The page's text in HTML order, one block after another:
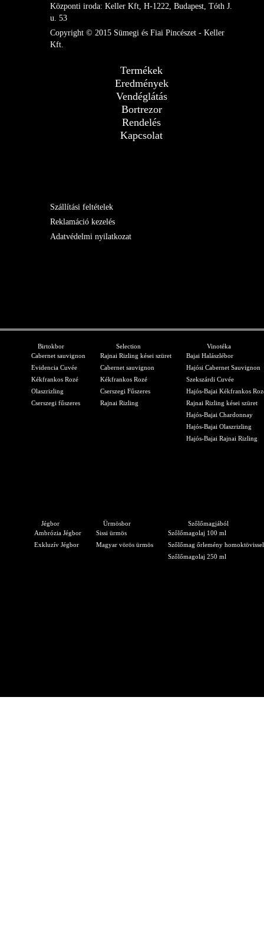
Központi iroda: Keller Kft, H-1222, Budapest, Tóth J.
u. 53
Copyright © 2015 Sümegi és Fiai Pincészet - Keller
Kft.
Termékek
Eredmények
Vendéglátás
Bortrezor
Rendelés
Kapcsolat
Szállítási feltételek
Reklamáció kezelés
Adatvédelmi nyilatkozat
Birtokbor
Cabernet sauvignon
Evidencia Cuvée
Kékfrankos Rozé
Olaszrizling
Cserszegi fűszeres
Selection
Rajnai Rizling kései szüret
Cabernet sauvignon
Kékfrankos Rozé
Cserszegi Fűszeres
Rajnai Rizling
Vinotéka
Bajai Halászlébor
Hajósi Cabernet Sauvignon
Szekszárdi Cuvée
Hajós-Bajai Kékfrankos
Rajnai Rizling kései szüret
Hajós-Bajai Chardonnay
Hajós-Bajai Olaszrizling
Hajós-Bajai Rajnai Rizling
Jégbor
Ambrózia Jégbor
Exkluzív Jégbor
Ürmösbor
Sissi ürmös
Magyar vörös ürmös
Szőlőmagjából
Szőlőmagolaj 100 ml
Szőlőmag őrlemény homoktövissel
Szőlőmagolaj 250 ml